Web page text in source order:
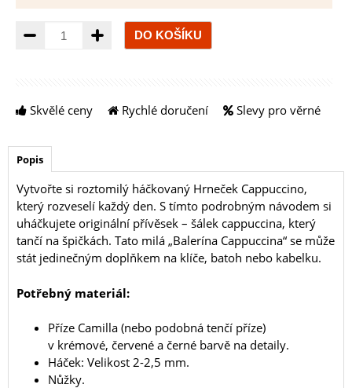
Množství
Skvělé ceny Rychlé doručení Slevy pro věrné
Popis
Vytvořte si roztomilý háčkovaný Hrneček Cappuccino,
který rozveselí každý den. S tímto podrobným návodem si
uháčkujete originální přívěsek – šálek cappuccina, který
tančí na špičkách. Tato milá „Balerína Cappuccina“ se může
stát jedinečným doplňkem na klíče, batoh nebo kabelku.
Potřebný materiál:
Příze Camilla (nebo podobná tenčí příze)
v krémové, červené a černé barvě na detaily.
Háček: Velikost 2-2,5 mm.
Nůžky.